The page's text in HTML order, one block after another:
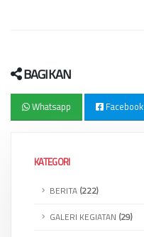
BAGIKAN
Whatsapp Facebook
KATEGORI
BERITA (222)
GALERI KEGIATAN (29)